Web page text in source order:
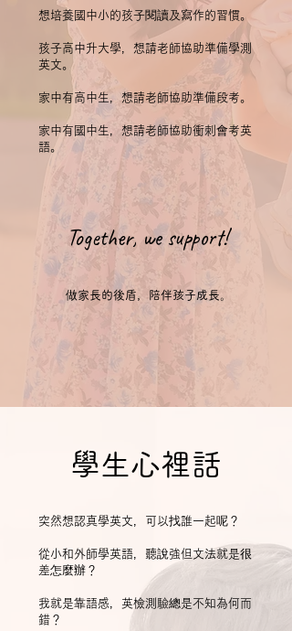
想培養國中小的孩子閱讀及寫作的習慣。
孩子高中升大學，想請老師協助準備學測
英文。
家中有高中生，想請老師協助準備段考。
​家中有國中生，想請老師協助衝刺會考英
語。
Together, we support!
做家長的後盾 ，陪伴孩子成長。
​學生心裡話
突然想認真學英文，可以找誰一起呢？
從小和外師學英語，聽說強但文法就是很
差怎麼辦？
我就是靠語感，英檢測驗總是不知為何而
錯？